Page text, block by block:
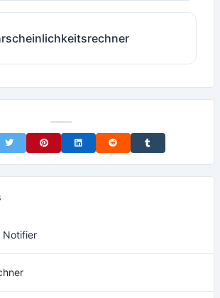
Facebook
Share on TwitterShare on Pinterest
Share on LinkedIn
Share on RedditShare on Tumblr
Notifier